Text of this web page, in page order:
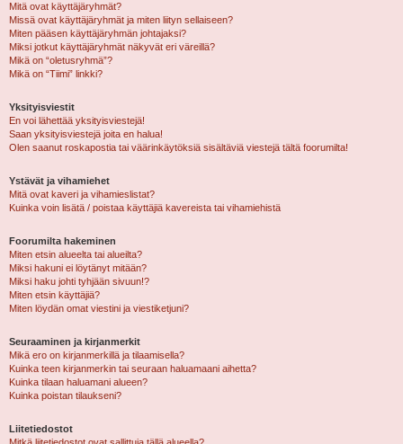
Mitä ovat käyttäjäryhmät?
Missä ovat käyttäjäryhmät ja miten liityn sellaiseen?
Miten pääsen käyttäjäryhmän johtajaksi?
Miksi jotkut käyttäjäryhmät näkyvät eri väreillä?
Mikä on “oletusryhmä”?
Mikä on “Tiimi” linkki?
Yksityisviestit
En voi lähettää yksityisviestejä!
Saan yksityisviestejä joita en halua!
Olen saanut roskapostia tai väärinkäytöksiä sisältäviä viestejä tältä foorumilta!
Ystävät ja vihamiehet
Mitä ovat kaveri ja vihamieslistat?
Kuinka voin lisätä / poistaa käyttäjiä kavereista tai vihamiehistä
Foorumilta hakeminen
Miten etsin alueelta tai alueilta?
Miksi hakuni ei löytänyt mitään?
Miksi haku johti tyhjään sivuun!?
Miten etsin käyttäjiä?
Miten löydän omat viestini ja viestiketjuni?
Seuraaminen ja kirjanmerkit
Mikä ero on kirjanmerkillä ja tilaamisella?
Kuinka teen kirjanmerkin tai seuraan haluamaani aihetta?
Kuinka tilaan haluamani alueen?
Kuinka poistan tilaukseni?
Liitetiedostot